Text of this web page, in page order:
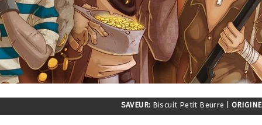
SAVEUR: Biscuit Petit Beurre